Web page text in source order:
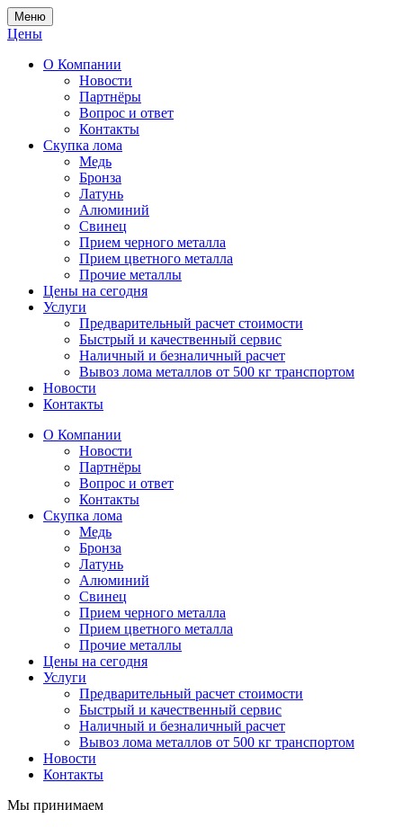
Меню
Цены
О Компании
Новости
Партнёры
Вопрос и ответ
Контакты
Скупка лома
Медь
Бронза
Латунь
Алюминий
Свинец
Прием черного металла
Прием цветного металла
Прочие металлы
Цены на сегодня
Услуги
Предварительный расчет стоимости
Быстрый и качественный сервис
Наличный и безналичный расчет
Вывоз лома металлов от 500 кг транспортом
Новости
Контакты
О Компании
Новости
Партнёры
Вопрос и ответ
Контакты
Скупка лома
Медь
Бронза
Латунь
Алюминий
Свинец
Прием черного металла
Прием цветного металла
Прочие металлы
Цены на сегодня
Услуги
Предварительный расчет стоимости
Быстрый и качественный сервис
Наличный и безналичный расчет
Вывоз лома металлов от 500 кг транспортом
Новости
Контакты
Мы принимаем